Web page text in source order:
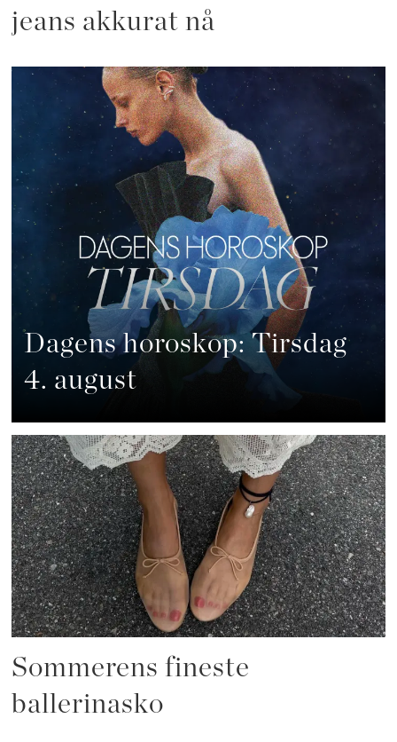
jeans akkurat nå
Dagens horoskop: Tirsdag
4. august
Sommerens fineste
ballerinasko